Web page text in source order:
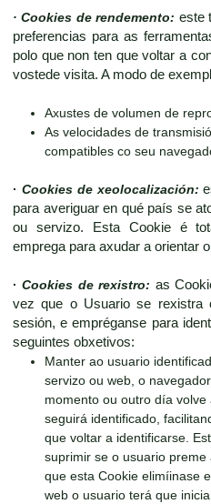
· Cookies de rendemento: este
preferencias para as
polo que non ten que voltar a
vostede visita. A modo de
Axustes de volumen de
As velocidades de
compatibles co seu
· Cookies de xeolocalización:
para averiguar en qué país se
ou servizo. Esta Cookie é
emprega para axudar a orientar
·Cookies de rexistro: as
vez que o Usuario se rexistra
sesión, e empréganse para
seguintes obxetivos:
Manter ao usuario
servizo ou web, o
momento ou outro día
seguirá identificado,
que voltar a identificarse.
suprimir se o usuario preme
que esta Cookie elimíinase
web o usuario terá que